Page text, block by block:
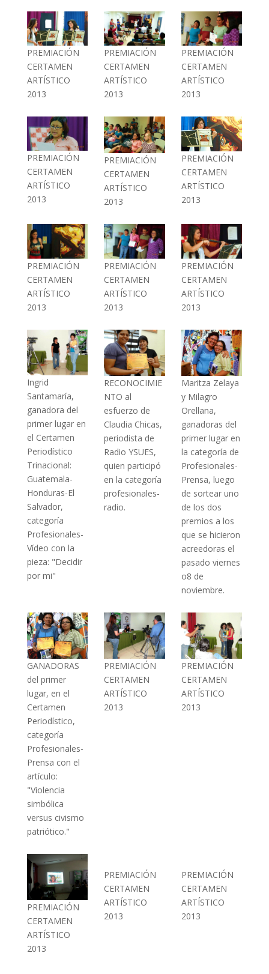
PREMIACIÓN
CERTAMEN
ARTÍSTICO
2013
PREMIACIÓN
CERTAMEN
ARTÍSTICO
2013
PREMIACIÓN
CERTAMEN
ARTÍSTICO
2013
PREMIACIÓN
CERTAMEN
ARTÍSTICO
2013
PREMIACIÓN
CERTAMEN
ARTÍSTICO
2013
PREMIACIÓN
CERTAMEN
ARTÍSTICO
2013
PREMIACIÓN
CERTAMEN
ARTÍSTICO
2013
PREMIACIÓN
CERTAMEN
ARTÍSTICO
2013
PREMIACIÓN
CERTAMEN
ARTÍSTICO
2013
Ingrid
Santamaría,
ganadora del
primer lugar en
el Certamen
Periodístico
Trinacional:
Guatemala-
Honduras-El
Salvador,
categoría
Profesionales-
Vídeo con la
pieza: "Decidir
por mi"
RECONOCIMIE
NTO al
esfuerzo de
Claudia Chicas,
periodista de
Radio YSUES,
quien participó
en la categoría
profesionales-
radio.
Maritza Zelaya
y Milagro
Orellana,
ganadoras del
primer lugar en
la categoría de
Profesionales-
Prensa, luego
de sortear uno
de los dos
premios a los
que se hicieron
acreedoras el
pasado viernes
o8 de
noviembre.
GANADORAS
del primer
lugar, en el
Certamen
Periodístico,
categoría
Profesionales-
Prensa con el
artículo:
"Violencia
simbólica
versus civismo
patriótico."
PREMIACIÓN
CERTAMEN
ARTÍSTICO
2013
PREMIACIÓN
CERTAMEN
ARTÍSTICO
2013
PREMIACIÓN
CERTAMEN
ARTÍSTICO
2013
PREMIACIÓN
CERTAMEN
ARTÍSTICO
2013
PREMIACIÓN
CERTAMEN
ARTÍSTICO
2013